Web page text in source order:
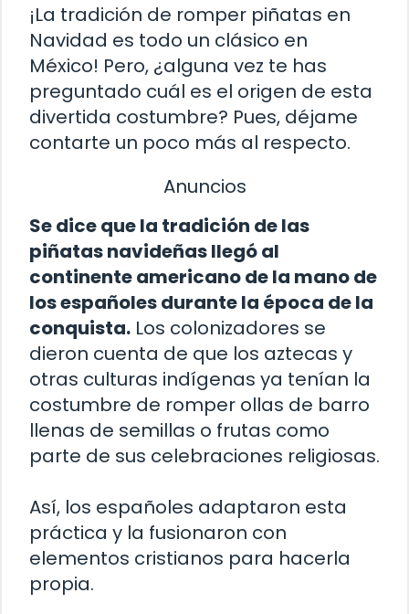
¡La tradición de romper piñatas en
Navidad es todo un clásico en
México! Pero, ¿alguna vez te has
preguntado cuál es el origen de esta
divertida costumbre? Pues, déjame
contarte un poco más al respecto.
Anuncios
Se dice que la tradición de las
piñatas navideñas llegó al
continente americano de la mano de
los españoles durante la época de la
conquista. Los colonizadores se
dieron cuenta de que los aztecas y
otras culturas indígenas ya tenían la
costumbre de romper ollas de barro
llenas de semillas o frutas como
parte de sus celebraciones religiosas.
Así, los españoles adaptaron esta
práctica y la fusionaron con
elementos cristianos para hacerla
propia.